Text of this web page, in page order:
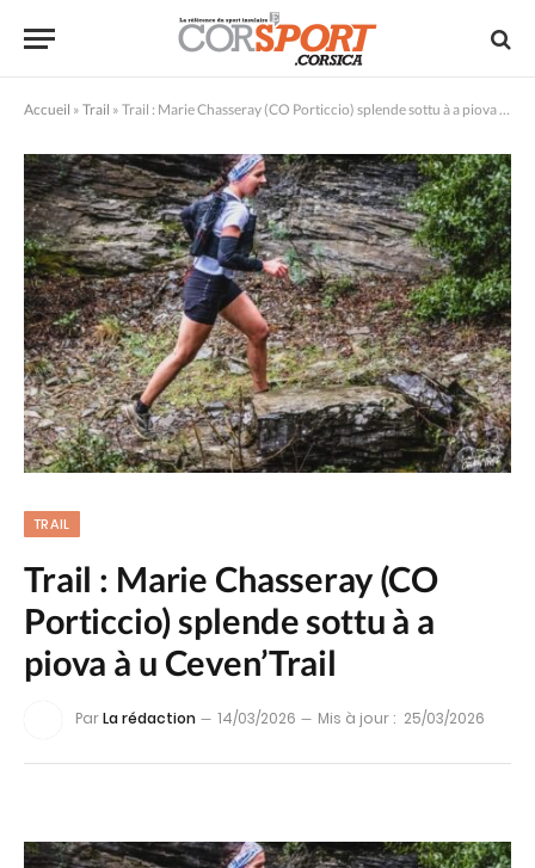
Accueil » Trail » Trail : Marie Chasseray (CO Porticcio) splende sottu à a piova à u Ceven’Trail
TRAIL
Trail : Marie Chasseray (CO
Porticcio) splende sottu à a
piova à u Ceven’Trail
ParLa rédaction 14/03/2026 Mis à jour : 25/03/2026